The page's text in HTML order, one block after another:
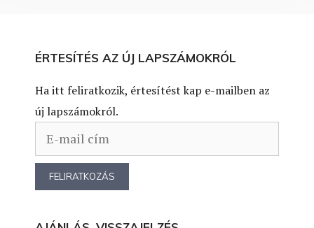
ÉRTESÍTÉS AZ ÚJ LAPSZÁMOKRÓL
Ha itt feliratkozik, értesítést kap e-mailben az
új lapszámokról.